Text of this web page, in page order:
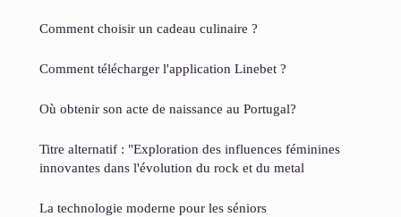
Comment choisir un cadeau culinaire ?
Comment télécharger l'application Linebet ?
Où obtenir son acte de naissance au Portugal?
Titre alternatif : "Exploration des influences féminines
innovantes dans l'évolution du rock et du metal
La technologie moderne pour les séniors